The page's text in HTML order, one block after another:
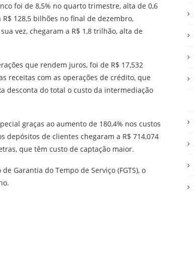
foi de 8,5% no quarto trimestre, alta de 0,6
128,5 bilhões no final de dezembro,
vez, chegaram a R$ 1,8 trilhão, alta de
que rendem juros, foi de R$ 17,532
receitas com as operações de crédito, que
desconta do total o custo da intermediação
graças ao aumento de 180,4% nos custos
depósitos de clientes chegaram a R$ 714,074
que têm custo de captação maior.
Garantia do Tempo de Serviço (FGTS), o